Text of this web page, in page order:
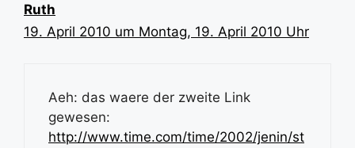
Ruth
19. April 2010 um Montag, 19. April 2010 Uhr
Aeh: das waere der zweite Link
gewesen:
http://www.time.com/time/2002/jenin/st